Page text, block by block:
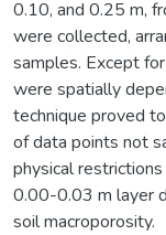
0.10, and 0.25 m,
were collected,
samples. Except
were spatially
technique proved
of data points not
physical
0.00-0.03 m layer
soil macroporosity.